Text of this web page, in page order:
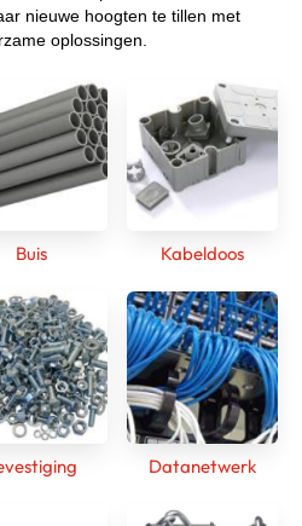
nieuwe hoogten te tillen met
oplossingen.
Buis Kabeldoos
Datanetwerk